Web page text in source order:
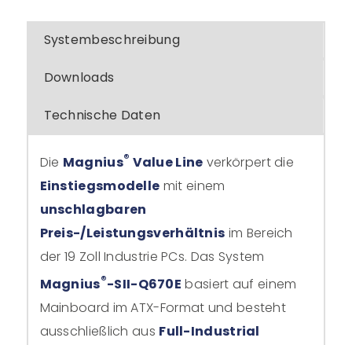
Systembeschreibung
Downloads
Technische Daten
Die Magnius® Value Line verkörpert die
Einstiegsmodelle mit einem
unschlagbaren
Preis-/Leistungsverhältnis im Bereich
der 19 Zoll Industrie PCs. Das System
Magnius®-SII-Q670E basiert auf einem
Mainboard im ATX-Format und besteht
ausschließlich aus Full-Industrial